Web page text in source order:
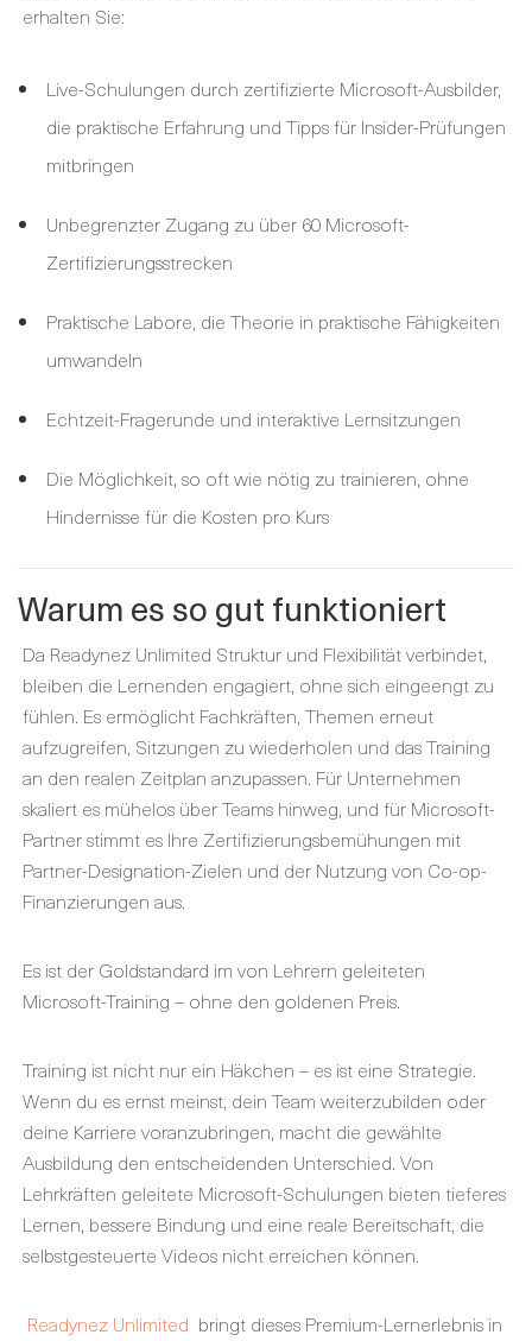
erhalten Sie:
Live-Schulungen durch zertifizierte Microsoft-Ausbilder,
die praktische Erfahrung und Tipps für Insider-Prüfungen
mitbringen
Unbegrenzter Zugang zu über 60 Microsoft-
Zertifizierungsstrecken
Praktische Labore, die Theorie in praktische Fähigkeiten
umwandeln
Echtzeit-Fragerunde und interaktive Lernsitzungen
Die Möglichkeit, so oft wie nötig zu trainieren, ohne
Hindernisse für die Kosten pro Kurs
Warum es so gut funktioniert
Da Readynez Unlimited Struktur und Flexibilität verbindet,
bleiben die Lernenden engagiert, ohne sich eingeengt zu
fühlen. Es ermöglicht Fachkräften, Themen erneut
aufzugreifen, Sitzungen zu wiederholen und das Training
an den realen Zeitplan anzupassen. Für Unternehmen
skaliert es mühelos über Teams hinweg, und für Microsoft-
Partner stimmt es Ihre Zertifizierungsbemühungen mit
Partner-Designation-Zielen und der Nutzung von Co-op-
Finanzierungen aus.
Es ist der Goldstandard im von Lehrern geleiteten
Microsoft-Training – ohne den goldenen Preis.
Training ist nicht nur ein Häkchen – es ist eine Strategie.
Wenn du es ernst meinst, dein Team weiterzubilden oder
deine Karriere voranzubringen, macht die gewählte
Ausbildung den entscheidenden Unterschied. Von
Lehrkräften geleitete Microsoft-Schulungen bieten tieferes
Lernen, bessere Bindung und eine reale Bereitschaft, die
selbstgesteuerte Videos nicht erreichen können.
Readynez Unlimited bringt dieses Premium-Lernerlebnis in